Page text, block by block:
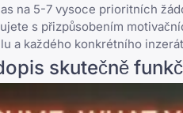
na 5-7 vysoce prioritních
s přizpůsobením
a každého konkrétního
skutečně